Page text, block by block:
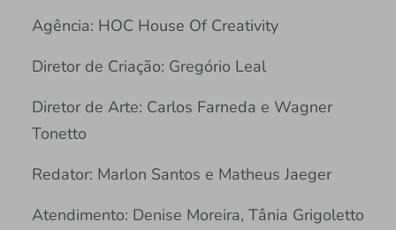
Agência: HOC House Of Creativity
Diretor de Criação: Gregório Leal
Diretor de Arte: Carlos Farneda e Wagner
Tonetto
Redator: Marlon Santos e Matheus Jaeger
Atendimento: Denise Moreira, Tânia Grigoletto